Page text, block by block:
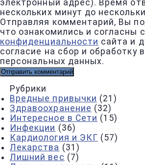
электронный адрес). Время
нескольких минут до
Отправляя комментарий, Вы
что ознакомились и согласны с
конфиденциальности сайта и
согласие на сбор и обработку
персональных данных.
Рубрики
Вредные привычки (21)
Здравоохранение (32)
Интересное в Сети (15)
Инфекции (36)
Кардиология и ЭКГ (57)
Лекарства (31)
Лишний вес (7)